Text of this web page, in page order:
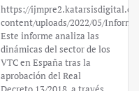
https://
content/uploads/2022/05/
Este informe analiza las
dinámicas del sector de los
VTC en España tras la
aprobación del Real